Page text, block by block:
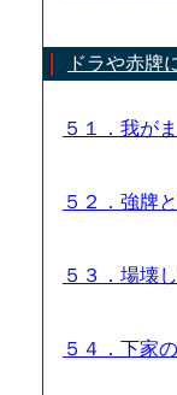
ドラや赤牌
５１．我が
５２．強牌
５３．場壊
５４．下家